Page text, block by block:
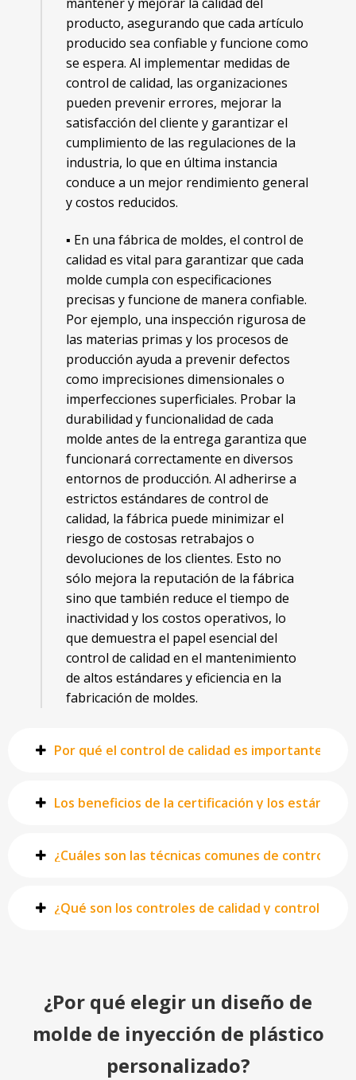
producto, asegurando que cada artículo
producido sea confiable y funcione como
se espera. Al implementar medidas de
control de calidad, las organizaciones
pueden prevenir errores, mejorar la
satisfacción del cliente y garantizar el
cumplimiento de las regulaciones de la
industria, lo que en última instancia
conduce a un mejor rendimiento general
y costos reducidos.
▪ En una fábrica de moldes, el control de
calidad es vital para garantizar que cada
molde cumpla con especificaciones
precisas y funcione de manera confiable.
Por ejemplo, una inspección rigurosa de
las materias primas y los procesos de
producción ayuda a prevenir defectos
como imprecisiones dimensionales o
imperfecciones superficiales. Probar la
durabilidad y funcionalidad de cada
molde antes de la entrega garantiza que
funcionará correctamente en diversos
entornos de producción. Al adherirse a
estrictos estándares de control de
calidad, la fábrica puede minimizar el
riesgo de costosas retrabajos o
devoluciones de los clientes. Esto no
sólo mejora la reputación de la fábrica
sino que también reduce el tiempo de
inactividad y los costos operativos, lo
que demuestra el papel esencial del
control de calidad en el mantenimiento
de altos estándares y eficiencia en la
fabricación de moldes.
Por qué el control de calidad es importante
Los beneficios de la certificación y los
¿Cuáles son las técnicas comunes de control
¿Qué son los controles de calidad y control de
¿Por qué elegir un diseño de
molde de inyección de plástico
personalizado?